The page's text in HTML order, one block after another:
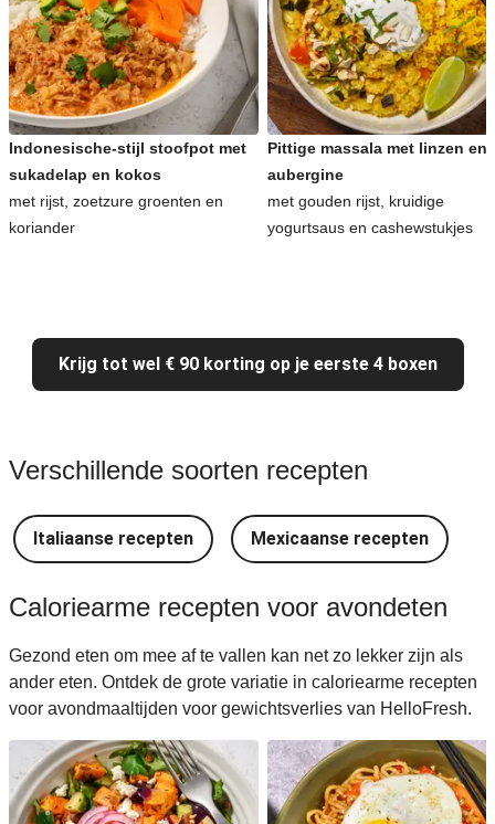
Indonesische-stijl stoofpot met
sukadelap en kokos
met rijst, zoetzure groenten en
koriander
Pittige massala met linzen en
aubergine
met gouden rijst, kruidige
yogurtsaus en cashewstukjes
Krijg tot wel € 90 korting op je eerste 4 boxen
Verschillende soorten recepten
Italiaanse recepten Mexicaanse recepten
Caloriearme recepten voor avondeten
Gezond eten om mee af te vallen kan net zo lekker zijn als
ander eten. Ontdek de grote variatie in caloriearme recepten
voor avondmaaltijden voor gewichtsverlies van HelloFresh.